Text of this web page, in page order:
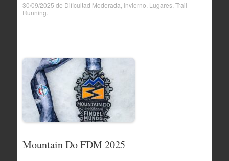
30/09/2025 de Dificultad Moderada Invierno Lugares, Trail
Running
Mountain Do FDM 2025